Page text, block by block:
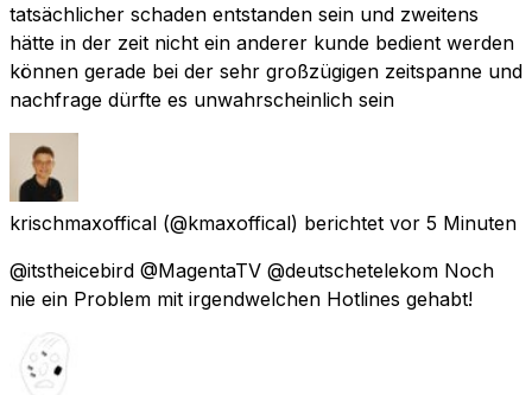
tatsächlicher schaden entstanden sein und zweitens
hätte in der zeit nicht ein anderer kunde bedient werden
können gerade bei der sehr großzügigen zeitspanne und
nachfrage dürfte es unwahrscheinlich sein
krischmaxoffical (@kmaxoffical) berichtet vor 5 Minuten
@itstheicebird @MagentaTV @deutschetelekom Noch
nie ein Problem mit irgendwelchen Hotlines gehabt!